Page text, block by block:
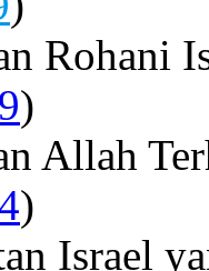
Rohani
)
Allah
)
Israel